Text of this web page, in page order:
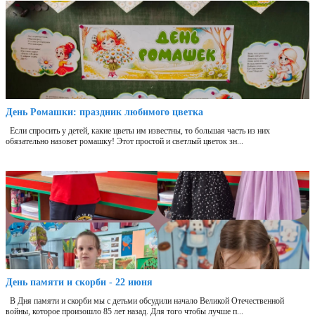
День Ромашки: праздник любимого цветка
Если спросить у детей, какие цветы им известны, то большая часть из них
обязательно назовет ромашку! Этот простой и светлый цветок зн...
День памяти и скорби - 22 июня
В Дня памяти и скорби мы с детьми обсудили начало Великой Отечественной
войны, которое произошло 85 лет назад. Для того чтобы лучше п...